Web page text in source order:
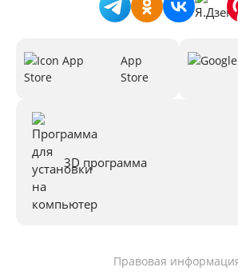
App
Store
3D программа
Правовая